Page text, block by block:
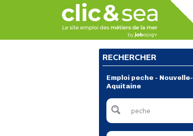
RECHERCHER
Emploi peche - Nouvelle-
Aquitaine